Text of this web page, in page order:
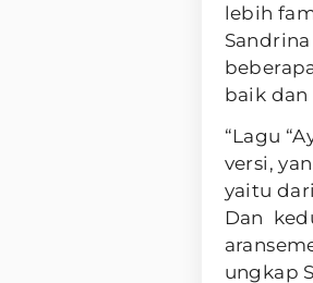
lebih
baik dan
“Lagu
versi,
yaitu
Dan
ungkap